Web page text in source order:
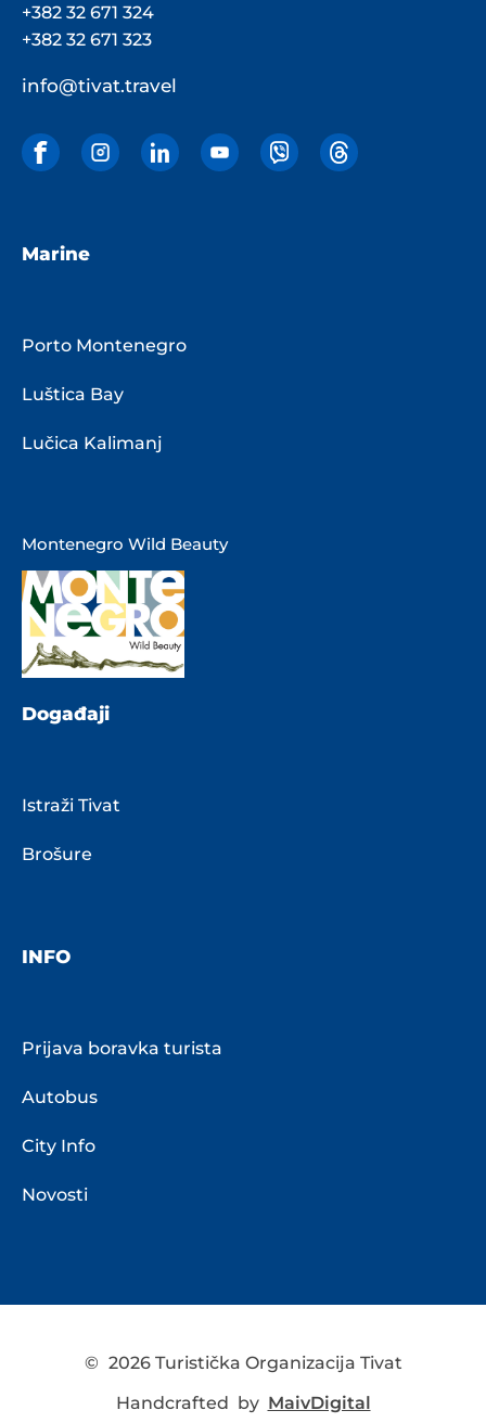
+382 32 671 324
+382 32 671 323
info@tivat.travel
Marine
Porto Montenegro
Luštica Bay
Lučica Kalimanj
Montenegro Wild Beauty
Događaji
Istraži Tivat
Brošure
INFO
Prijava boravka turista
Autobus
City Info
Novosti
© 2026 Turistička Organizacija Tivat
Handcrafted by MaivDigital